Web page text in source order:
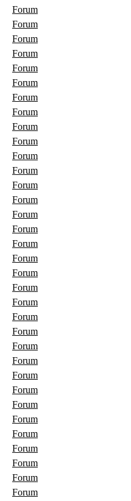
Forum
Forum
Forum
Forum
Forum
Forum
Forum
Forum
Forum
Forum
Forum
Forum
Forum
Forum
Forum
Forum
Forum
Forum
Forum
Forum
Forum
Forum
Forum
Forum
Forum
Forum
Forum
Forum
Forum
Forum
Forum
Forum
Forum
Forum